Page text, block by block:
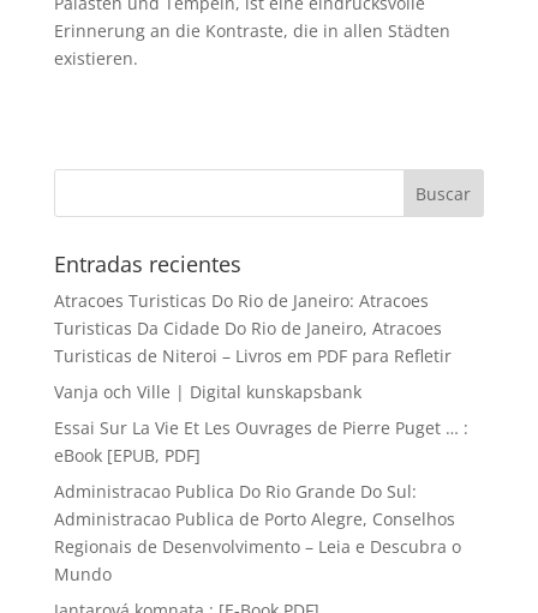
Erinnerung an die Kontraste, die in allen Städten
existieren.
Entradas recientes
Atracoes Turisticas Do Rio de Janeiro: Atracoes
Turisticas Da Cidade Do Rio de Janeiro, Atracoes
Turisticas de Niteroi – Livros em PDF para Refletir
Vanja och Ville | Digital kunskapsbank
Essai Sur La Vie Et Les Ouvrages de Pierre Puget … :
eBook [EPUB, PDF]
Administracao Publica Do Rio Grande Do Sul:
Administracao Publica de Porto Alegre, Conselhos
Regionais de Desenvolvimento – Leia e Descubra o
Mundo